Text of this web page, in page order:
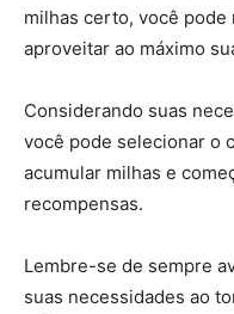
milhas certo, você
aproveitar ao máximo
Considerando suas
você pode selecionar o
acumular milhas e
recompensas.
Lembre-se de sempre
suas necessidades ao